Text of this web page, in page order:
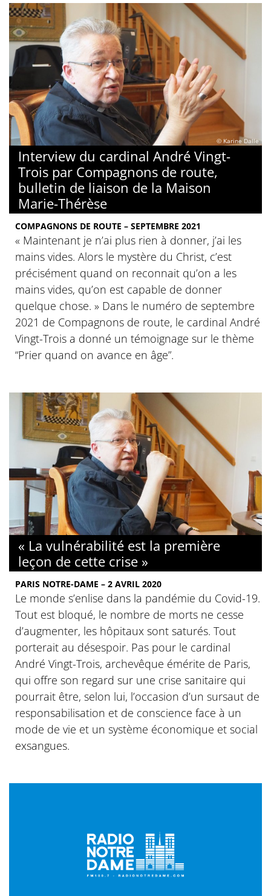
© Karine Dalle
Interview du cardinal André Vingt-
Trois par Compagnons de route,
bulletin de liaison de la Maison
Marie-Thérèse
COMPAGNONS DE ROUTE – SEPTEMBRE 2021
« Maintenant je n’ai plus rien à donner, j’ai les
mains vides. Alors le mystère du Christ, c’est
précisément quand on reconnait qu’on a les
mains vides, qu’on est capable de donner
quelque chose. » Dans le numéro de septembre
2021 de Compagnons de route, le cardinal André
Vingt-Trois a donné un témoignage sur le thème
“Prier quand on avance en âge”.
« La vulnérabilité est la première
leçon de cette crise »
PARIS NOTRE-DAME – 2 AVRIL 2020
Le monde s’enlise dans la pandémie du Covid-19.
Tout est bloqué, le nombre de morts ne cesse
d’augmenter, les hôpitaux sont saturés. Tout
porterait au désespoir. Pas pour le cardinal
André Vingt-Trois, archevêque émérite de Paris,
qui offre son regard sur une crise sanitaire qui
pourrait être, selon lui, l’occasion d’un sursaut de
responsabilisation et de conscience face à un
mode de vie et un système économique et social
exsangues.